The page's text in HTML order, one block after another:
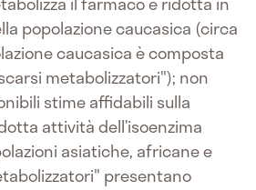
popolazione caucasica (circa
caucasica è composta
metabolizzatori"); non
stime affidabili sulla
attività dell’isoenzima
asiatiche, africane e
presentano